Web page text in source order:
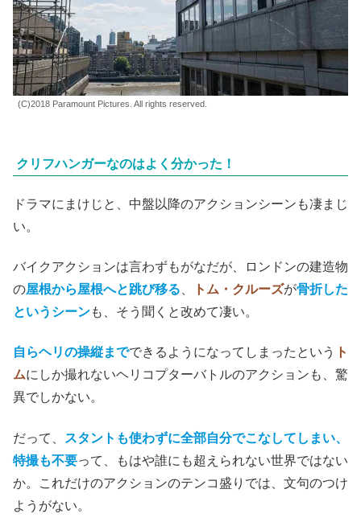
(C)2018 Paramount Pictures. All rights reserved.
クリフハンガーなのはよく分かった！
ドラマにまけじと、中盤以降のアクションシーンも凄まじ
い。
バイクアクションは言わずもがなだが、ロンドンの建造物
の屋根から屋根へと跳び移る トム・クルーズが骨折した
というシーンも、そう聞くと改めて凄い。
自らヘリの操縦までできるようになってしまったという
ト
ムにしか撮れないヘリコプターバトルのアクションも、驚
異でしかない。
だって、 スタントも使わずに全部自分でこなしてしまい、
特撮も不要って、もはや誰にも超えられない世界ではない
か。これだけのアクションのテンコ盛りでは、文句のつけ
ようがない。